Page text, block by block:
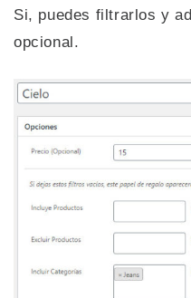
Si, puedes filtrarlos y
opcional.